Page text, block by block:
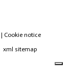
| Cookie notice
xml sitemap